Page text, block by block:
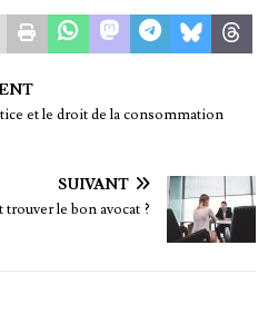
et le droit de la consommation
SUIVANT
le bon avocat ?